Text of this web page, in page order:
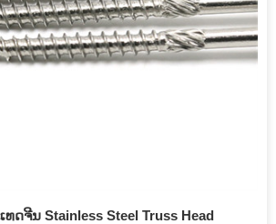
ທດຈີນ Stainless Steel Truss Head